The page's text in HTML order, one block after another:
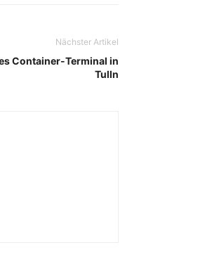
Nächster Artikel
Container-Terminal in
Tulln